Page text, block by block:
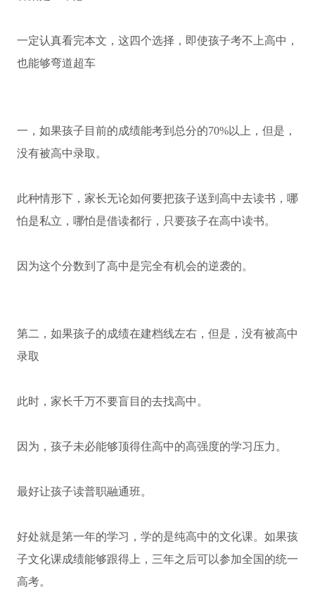
一定认真看完本文，这四个选择，即使孩子考不上高中，
也能够弯道超车
一，如果孩子目前的成绩能考到总分的70%以上，但是，
没有被高中录取。
此种情形下，家长无论如何要把孩子送到高中去读书，哪
怕是私立，哪怕是借读都行，只要孩子在高中读书。
因为这个分数到了高中是完全有机会的逆袭的。
第二，如果孩子的成绩在建档线左右，但是，没有被高中
录取
此时，家长千万不要盲目的去找高中。
因为，孩子未必能够顶得住高中的高强度的学习压力。
最好让孩子读普职融通班。
好处就是第一年的学习，学的是纯高中的文化课。如果孩
子文化课成绩能够跟得上，三年之后可以参加全国的统一
高考。